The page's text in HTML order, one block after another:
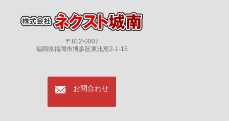
〒812-0007
福岡県福岡市博多区東比恵2-1-15
mail お問合わせ